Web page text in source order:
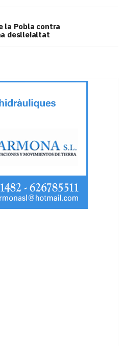
la Pobla contra
deslleialtat